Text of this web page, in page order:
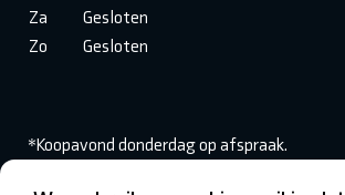
Za
Gesloten
Zo
Gesloten
*Koopavond donderdag op afspraak.